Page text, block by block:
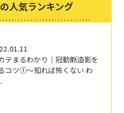
人気ランキング
テまるわかり｜冠動脈造影を
コツ①～知れば怖くない わ